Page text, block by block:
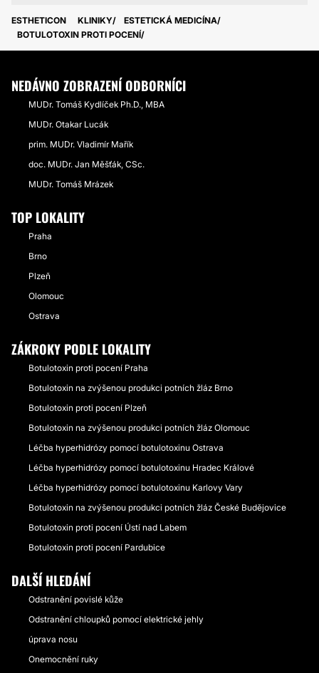
ESTHETICON KLINIKY
ESTETICKÁ MEDICÍNA
BOTULOTOXIN PROTI POCENÍ
NEDÁVNO ZOBRAZENÍ ODBORNÍCI
MUDr. Tomáš Kydlíček Ph.D., MBA
MUDr. Otakar Lucák
prim. MUDr. Vladimír Mařík
doc. MUDr. Jan Měšťák, CSc.
MUDr. Tomáš Mrázek
TOP LOKALITY
Praha
Brno
Plzeň
Olomouc
Ostrava
ZÁKROKY PODLE LOKALITY
Botulotoxin proti pocení Praha
Botulotoxin na zvýšenou produkci potních žláz Brno
Botulotoxin proti pocení Plzeň
Botulotoxin na zvýšenou produkci potních žláz Olomouc
Léčba hyperhidrózy pomocí botulotoxinu Ostrava
Léčba hyperhidrózy pomocí botulotoxinu Hradec Králové
Léčba hyperhidrózy pomocí botulotoxinu Karlovy Vary
Botulotoxin na zvýšenou produkci potních žláz České Budějovice
Botulotoxin proti pocení Ústí nad Labem
Botulotoxin proti pocení Pardubice
DALŠÍ HLEDÁNÍ
Odstranění povislé kůže
Odstranění chloupků pomocí elektrické jehly
úprava nosu
Onemocnění ruky